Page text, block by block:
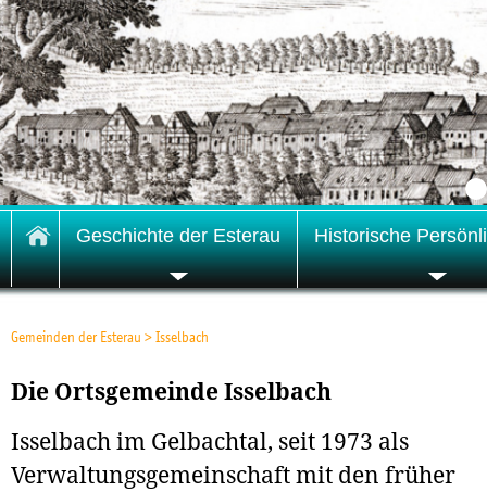
Geschichte der Esterau Historische
Gemeinden der Esterau >Isselbach
Die Ortsgemeinde Isselbach
Isselbach im Gelbachtal, seit 1973 als
Verwaltungsgemeinschaft mit den früher